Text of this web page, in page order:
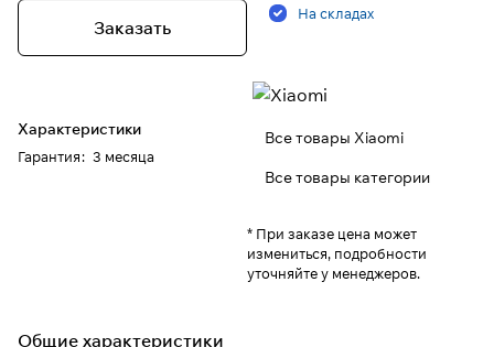
Заказать
Характеристики
Гарантия: 3 месяца
На складах
Все товары Xiaomi
Все товары категории
* При заказе цена может
измениться, подробности
уточняйте у менеджеров.
Общие характеристики